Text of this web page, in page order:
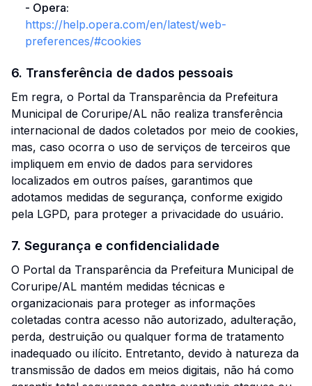
- Opera:
https://help.opera.com/en/latest/web-
preferences/#cookies
6. Transferência de dados pessoais
Em regra, o Portal da Transparência da Prefeitura
Municipal de Coruripe/AL não realiza transferência
internacional de dados coletados por meio de cookies,
mas, caso ocorra o uso de serviços de terceiros que
impliquem em envio de dados para servidores
localizados em outros países, garantimos que
adotamos medidas de segurança, conforme exigido
pela LGPD, para proteger a privacidade do usuário.
7. Segurança e confidencialidade
O Portal da Transparência da Prefeitura Municipal de
Coruripe/AL mantém medidas técnicas e
organizacionais para proteger as informações
coletadas contra acesso não autorizado, adulteração,
perda, destruição ou qualquer forma de tratamento
inadequado ou ilícito. Entretanto, devido à natureza da
transmissão de dados em meios digitais, não há como